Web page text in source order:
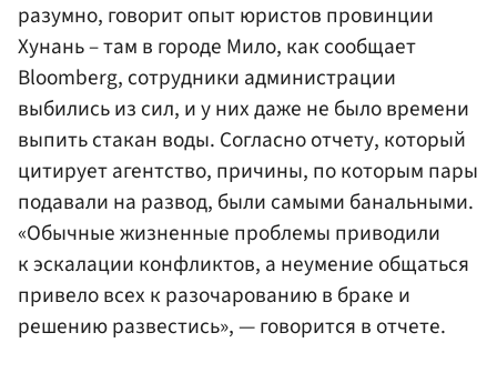
разумно, говорит опыт юристов провинции
Хунань – там в городе Мило, как сообщает
Bloomberg, сотрудники администрации
выбились из сил, и у них даже не было времени
выпить стакан воды. Согласно отчету, который
цитирует агентство, причины, по которым пары
подавали на развод, были самыми банальными.
«Обычные жизненные проблемы приводили
к эскалации конфликтов, а неумение общаться
привело всех к разочарованию в браке и
решению развестись», — говорится в отчете.